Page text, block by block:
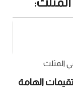
المثلث
الهامة